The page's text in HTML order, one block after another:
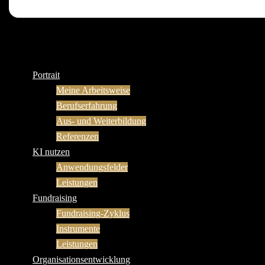
Portrait
Meine Arbeitsweise
Berufserfahrung
Aus- und Weiterbildung
Referenzen
KI nutzen
Anwendungsfelder
Leistungen
Fundraising
Fundraising-Zyklus
Instrumente
Leistungen
Organisationsentwicklung